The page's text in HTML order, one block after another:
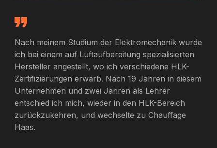
Nach meinem Studium der Elektromechanik wurde
ich bei einem auf Luftaufbereitung spezialisierten
Hersteller angestellt, wo ich verschiedene HLK-
Zertifizierungen erwarb. Nach 19 Jahren in diesem
Unternehmen und zwei Jahren als Lehrer
entschied ich mich, wieder in den HLK-Bereich
zurückzukehren, und wechselte zu Chauffage
Haas.